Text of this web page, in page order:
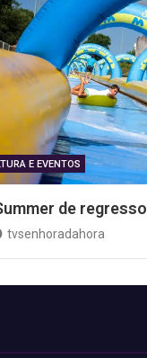
E EVENTOS
de regresso
tvsenhoradahora